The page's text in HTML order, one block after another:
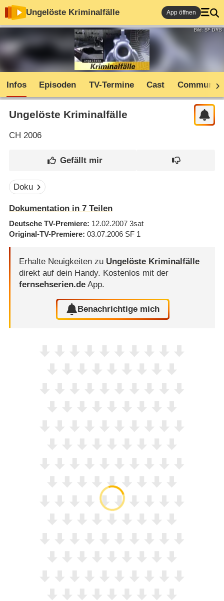
Ungelöste Kriminalfälle App öffnen
Bild: SF DRS
Infos Episoden TV-Termine Cast Community
Ungelöste Kriminalfälle
CH 2006
Doku
Dokumentation in 7 Teilen
Deutsche TV-Premiere 12.02.2007 3sat
Original-TV-Premiere 03.07.2006 SF 1
Erhalte Neuigkeiten zu Ungelöste Kriminalfälle
direkt auf dein Handy. Kostenlos mit der
fernsehserien.deApp.
Benachrichtige mich